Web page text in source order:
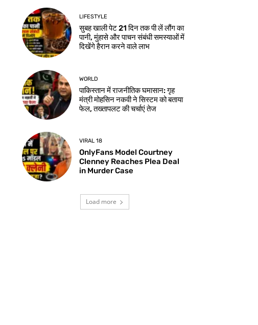
LIFESTYLE
सुबह खाली पेट 21 दिन तक पी लें लौंग का
पानी, मुंहासे और पाचन संबंधी समस्याओं में
दिखेंगे हैरान करने वाले लाभ
WORLD
पाकिस्तान में राजनीतिक घमासान: गृह
मंत्री मोहसिन नकवी ने सिस्टम को बताया
फेल, तख्तापलट की चर्चाएं तेज
VIRAL 18
OnlyFans Model Courtney
Clenney Reaches Plea Deal
in Murder Case
Load more